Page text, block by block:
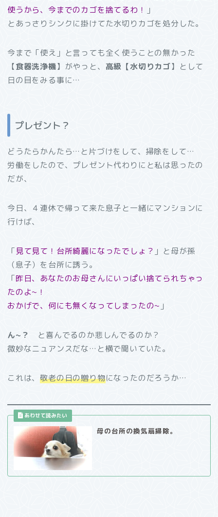
使うから、今までのカゴを捨てるわ！
」
とあっさりシンクに掛けてた水切りカゴを処分した。
今まで「使え」と言っても全く使うことの無かった
【食器洗浄機】がやっと、 高級【水切りカゴ】として
日の目をみる事に…
プレゼント？
どうたらかんたら…と片づけをして、掃除をして…
労働をしたので、プレゼント代わりにと私は思ったの
だが、
今日、４連休で帰って来た息子と一緒にマンションに
行けば、
「見て見て！台所綺麗になったでしょ？ 」と母が孫
（息子）を台所に誘う。
「昨日、あなたのお母さんにいっぱい捨てられちゃっ
たのよ~！
おかげで、何にも無くなってしまったの~ 」
ん~？
と喜んでるのか悲しんでるのか？
微妙なニュアンスだな…と横で聞いていた。
これは、敬老の日の贈り物になったのだろうか…
母の台所の換気扇掃除。